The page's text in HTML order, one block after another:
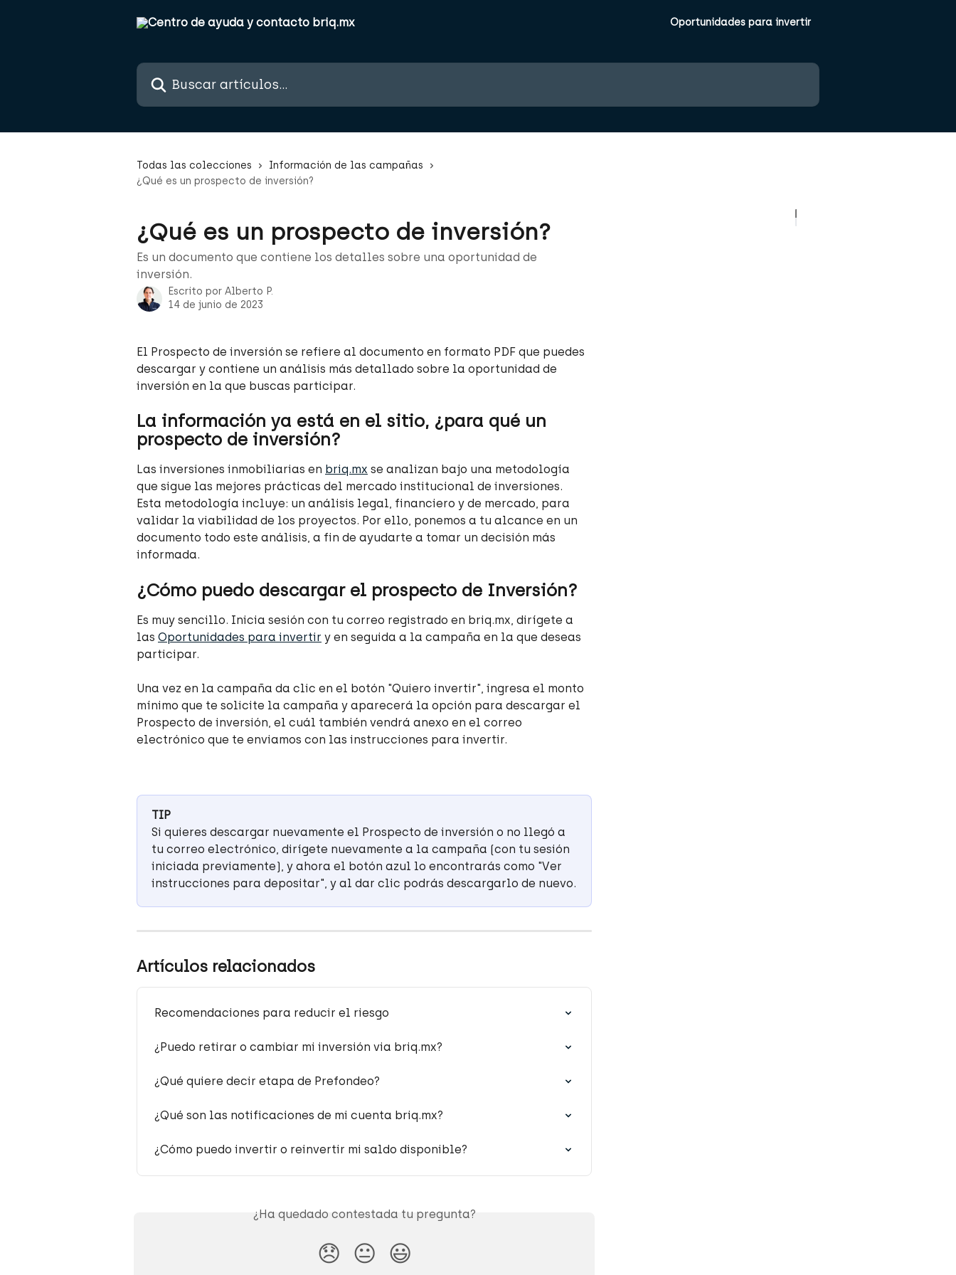
Oportunidades para invertir
Buscar artículos...
Todas las colecciones
Información de las campañas
¿Qué es un prospecto de inversión?
¿Qué es un prospecto de inversión?
Es un documento que contiene los detalles sobre una oportunidad de
inversión.
Escrito por Alberto P.
14 de junio de 2023
El Prospecto de inversión se refiere al documento en formato PDF que puedes
descargar y contiene un análisis más detallado sobre la oportunidad de
inversión en la que buscas participar.
La información ya está en el sitio, ¿para qué un
prospecto de inversión?
Las inversiones inmobiliarias en briq.mx se analizan bajo una metodología
que sigue las mejores prácticas del mercado institucional de inversiones.
Esta metodología incluye: un análisis legal, financiero y de mercado, para
validar la viabilidad de los proyectos. Por ello, ponemos a tu alcance en un
documento todo este análisis, a fin de ayudarte a tomar un decisión más
informada.
¿Cómo puedo descargar el prospecto de Inversión?
Es muy sencillo. Inicia sesión con tu correo registrado en briq.mx, dirígete a
las Oportunidades para invertir y en seguida a la campaña en la que deseas
participar.
Una vez en la campaña da clic en el botón "Quiero invertir", ingresa el monto
mínimo que te solicite la campaña y aparecerá la opción para descargar el
Prospecto de inversión, el cuál también vendrá anexo en el correo
electrónico que te enviamos con las instrucciones para invertir.
TIP
Si quieres descargar nuevamente el Prospecto de inversión o no llegó a
tu correo electrónico, dirígete nuevamente a la campaña (con tu sesión
iniciada previamente), y ahora el botón azul lo encontrarás como "Ver
instrucciones para depositar", y al dar clic podrás descargarlo de nuevo.
Artículos relacionados
Recomendaciones para reducir el riesgo
¿Puedo retirar o cambiar mi inversión via briq.mx?
¿Qué quiere decir etapa de Prefondeo?
¿Qué son las notificaciones de mi cuenta briq.mx?
¿Cómo puedo invertir o reinvertir mi saldo disponible?
¿Ha quedado contestada tu pregunta?
😞 😐 😃